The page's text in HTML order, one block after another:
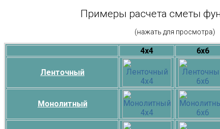
Примеры расчета сметы
(нажать для просмотра)
4х4 6х6
Ленточный
Монолитный